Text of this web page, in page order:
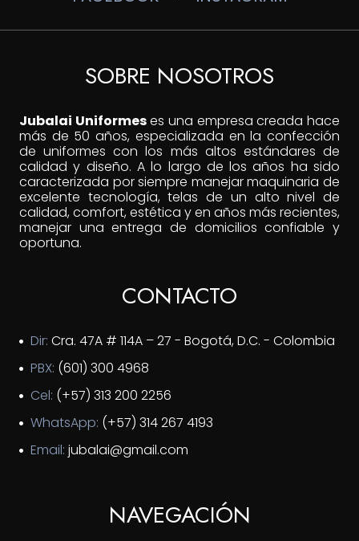
SOBRE NOSOTROS
Jubalai Uniformeses una empresa creada hace
más de 50 años, especializada en la confección
de uniformes con los más altos estándares de
calidad y diseño. A lo largo de los años ha sido
caracterizada por siempre manejar maquinaria de
excelente tecnología, telas de un alto nivel de
calidad, comfort, estética y en años más recientes,
manejar una entrega de domicilios confiable y
oportuna.
CONTACTO
Dir: Cra. 47A # 114A – 27 - Bogotá, D.C. - Colombia
PBX: (601) 300 4968
Cel: (+57) 313 200 2256
WhatsApp: (+57) 314 267 4193
Email: jubalai@gmail.com
NAVEGACIÓN